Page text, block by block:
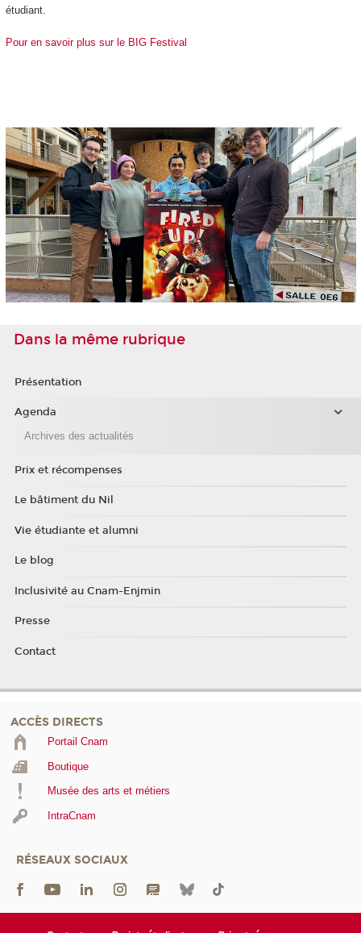
étudiant.
Pour en savoir plus sur le BIG Festival
Dans la même rubrique
Présentation
Agenda
Archives des actualités
Prix et récompenses
Le bâtiment du Nil
Vie étudiante et alumni
Le blog
Inclusivité au Cnam-Enjmin
Presse
Contact
ACCÈS DIRECTS
Portail Cnam
Boutique
Musée des arts et métiers
IntraCnam
RÉSEAUX SOCIAUX